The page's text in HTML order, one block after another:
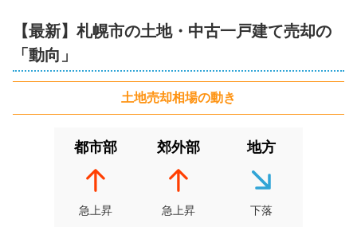
北海道札幌市北区篠路七条五丁目
土地面積:
1,000
北海道札幌市南区澄川五条八丁目
【最新】 札幌市の土地・中古一戸建て売却の
「動向」
土地売却相場の動き
都市部
急上昇
郊外部
急上昇
地方
下落